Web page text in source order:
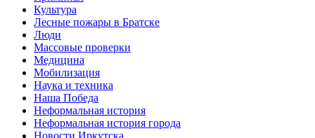
Культура
Лесные пожары в Братске
Люди
Массовые проверки
Медицина
Мобилизация
Наука и техника
Наша Победа
Неформальная история
Неформальная история города
Новости Иркутска